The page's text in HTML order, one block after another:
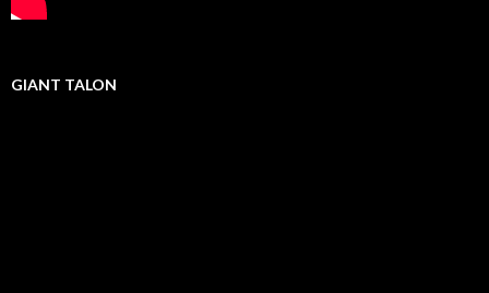
GIANT TALON